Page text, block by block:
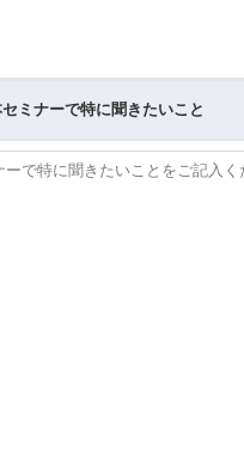
ミナーで特に聞きたいこと